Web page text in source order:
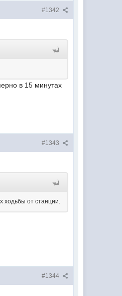
#1342
в 15 минутах
#1343
ходьбы от станции.
#1344